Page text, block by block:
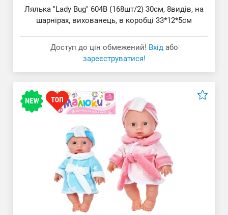
Лялька "Lady Bug" 604B (168шт/2) 30см, 8видів, на
шарнірах, вихованець, в коробці 33*12*5см
Доступ до цін обмежений! Вхід або
зареєструватися!
Лялька "Меланія"
Пупс "Малюк"